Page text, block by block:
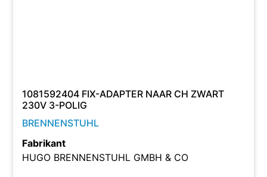
1081592404 FIX-ADAPTER NAAR CH ZWART
230V 3-POLIG
BRENNENSTUHL
Fabrikant
HUGO BRENNENSTUHL GMBH & CO